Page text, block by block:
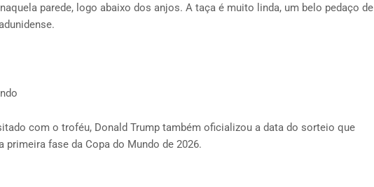
parede, logo abaixo dos anjos. A taça é muito linda, um belo pedaço de
com o troféu, Donald Trump também oficializou a data do sorteio que
primeira fase da Copa do Mundo de 2026.